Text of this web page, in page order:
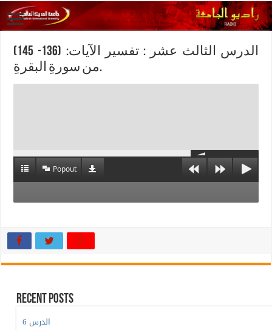
الدرس الثالث عشر : تفسير الآيات: (136- 145)
من سورةِ البقرةِ.
Popout
Recent Posts
الدرس 6